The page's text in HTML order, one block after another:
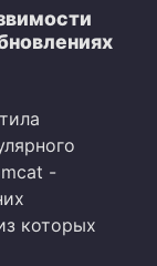
-
которых